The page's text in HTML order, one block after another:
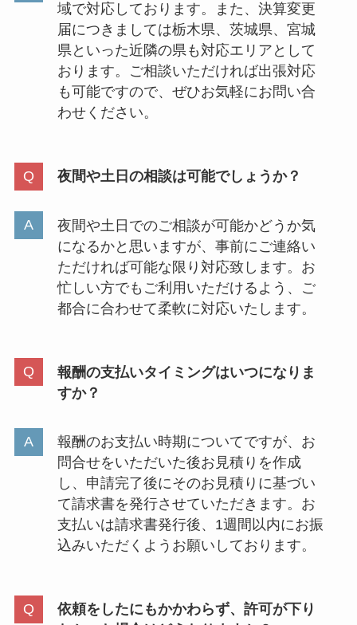
域で対応しております。また、決算変更
届につきましては栃木県、茨城県、宮城
県といった近隣の県も対応エリアとして
おります。ご相談いただければ出張対応
も可能ですので、ぜひお気軽にお問い合
わせください。
夜間や土日の相談は可能でしょうか？
夜間や土日でのご相談が可能かどうか気
になるかと思いますが、事前にご連絡い
ただければ可能な限り対応致します。お
忙しい方でもご利用いただけるよう、ご
都合に合わせて柔軟に対応いたします。
報酬の支払いタイミングはいつになりま
すか？
報酬のお支払い時期についてですが、お
問合せをいただいた後お見積りを作成
し、申請完了後にそのお見積りに基づい
て請求書を発行させていただきます。お
支払いは請求書発行後、1週間以内にお振
込みいただくようお願いしております。
依頼をしたにもかかわらず、許可が下り